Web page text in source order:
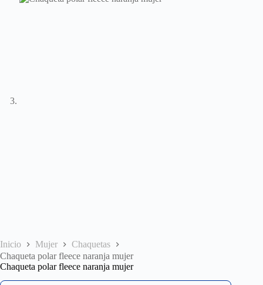
Inicio Mujer
Chaquetas
Chaqueta polar fleece naranja mujer
Chaqueta polar fleece naranja mujer